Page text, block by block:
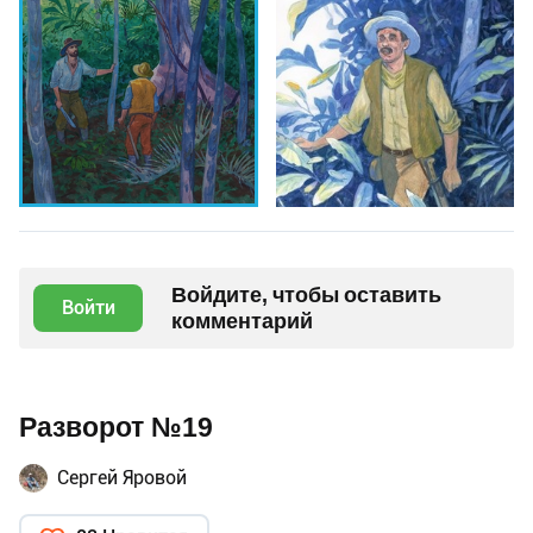
Войти
Войдите, чтобы оставить
комментарий
Разворот №19
Сергей Яровой